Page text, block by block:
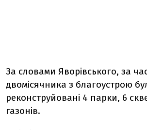
За словами Яворівського, за
двомісячника з благоустрою
реконструйовані 4 парки, 6
газонів.